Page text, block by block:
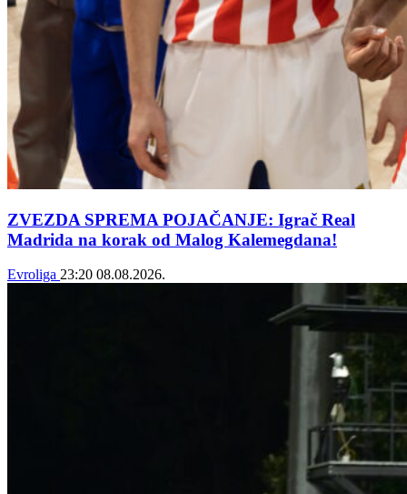
ZVEZDA SPREMA POJAČANJE: Igrač Real
Madrida na korak od Malog Kalemegdana!
Evroliga 23:20 08.08.2026.